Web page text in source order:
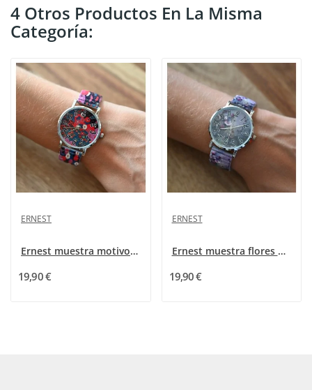
4 Otros Productos En La Misma
Categoría:
ERNEST
Ernest muestra motivos florales multicolores
19,90 €
ERNEST
Ernest muestra flores de campo impresas en púrpura
19,90 €